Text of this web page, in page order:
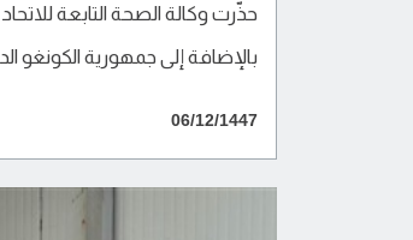
بالإضافة إلى جمهورية الكونغو
06/12/1447